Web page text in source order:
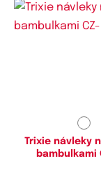
Trixie návleky
bambulkami